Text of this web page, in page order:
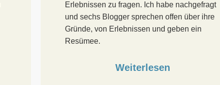
Erlebnissen zu fragen. Ich habe nachgefragt
und sechs Blogger sprechen offen über ihre
Gründe, von Erlebnissen und geben ein
Resümee.
Weiterlesen